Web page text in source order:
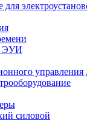
ЭУИ
управления
силовой